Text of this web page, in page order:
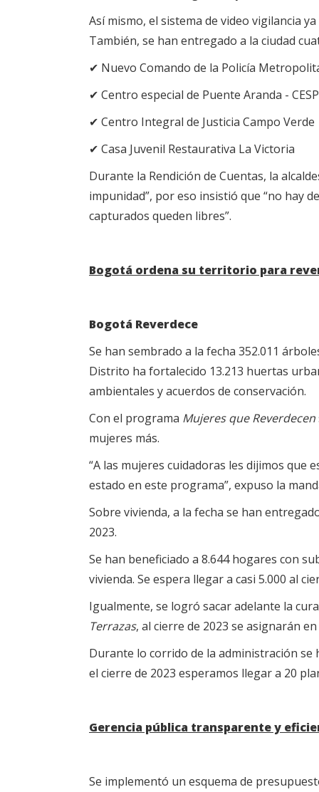
Así mismo, el sistema de video vigilancia
También, se han entregado a la ciudad
✔ Nuevo Comando de la Policía
✔ Centro especial de Puente Aranda -
✔ Centro Integral de Justicia Campo Verde
✔ Casa Juvenil Restaurativa La Victoria
Durante la Rendición de Cuentas, la
impunidad”, por eso insistió que “no hay
capturados queden libres”.
Bogotá ordena su territorio para
Bogotá Reverdece
Se han sembrado a la fecha 352.011
Distrito ha fortalecido 13.213 huertas
ambientales y acuerdos de conservación.
Con el programa Mujeres que Reverdecen
mujeres más.
“A las mujeres cuidadoras les dijimos que
estado en este programa”, expuso la
Sobre vivienda, a la fecha se han
2023.
Se han beneficiado a 8.644 hogares con
vivienda. Se espera llegar a casi 5.000 al
Igualmente, se logró sacar adelante la
Terrazas, al cierre de 2023 se asignarán
Durante lo corrido de la administración se
el cierre de 2023 esperamos llegar a 20
Gerencia pública transparente y
Se implementó un esquema de